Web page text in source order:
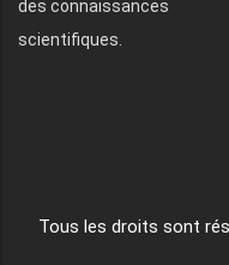
des connaissances
scientifiques.
Tous les droits sont